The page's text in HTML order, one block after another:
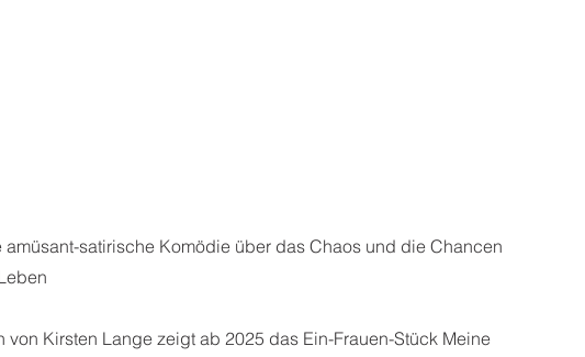
satirische Komödie über das Chaos und die Chancen
von Kirsten Lange zeigt ab 2025 das Ein-Frauen-Stück Meine